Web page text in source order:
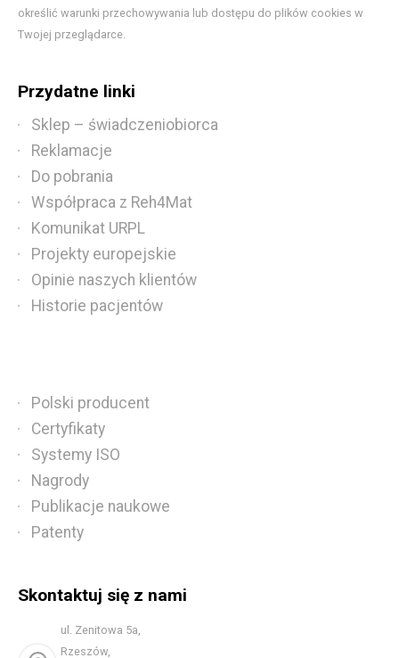
określić warunki przechowywania lub dostępu do plików cookies w
Twojej przeglądarce.
Przydatne linki
Sklep – świadczeniobiorca
Reklamacje
Do pobrania
Współpraca z Reh4Mat
Komunikat URPL
Projekty europejskie
Opinie naszych klientów
Historie pacjentów
Polski producent
Certyfikaty
Systemy ISO
Nagrody
Publikacje naukowe
Patenty
Skontaktuj się z nami
ul. Zenitowa 5a,
Rzeszów,